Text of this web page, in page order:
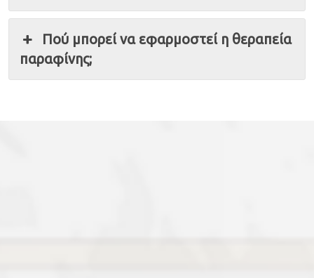
Πού μπορεί να εφαρμοστεί η θεραπεία
παραφίνης;